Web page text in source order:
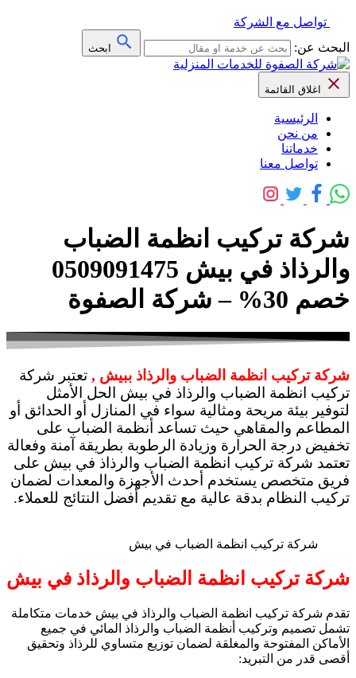
تواصل مع الشركة
البحث عن:
ابحث
اغلاق القائمة
الرئيسية
من نحن
خدماتنا
تواصل معنا
شركة تركيب انظمة الضباب
والرذاذ في بيش 0509091475
خصم 30% – شركة الصفوة
شركة تركيب انظمة الضباب والرذاذ ببيش , تعتبر شركة
تركيب انظمة الضباب والرذاذ في بيش الحل الأمثل
لتوفير بيئة مريحة ومثالية سواء في المنازل أو الحدائق أو
المطاعم والمقاهي حيث تساعد أنظمة الضباب على
تخفيض درجة الحرارة وزيادة الرطوبة بطريقة آمنة وفعالة
تعتمد شركة تركيب انظمة الضباب والرذاذ في بيش على
فريق متخصص يستخدم أحدث الأجهزة والمعدات لضمان
تركيب النظام بدقة عالية مع تقديم أفضل النتائج للعملاء.
شركة تركيب انظمة الضباب في بيش
شركة تركيب انظمة الضباب والرذاذ في بيش
تقدم شركة تركيب انظمة الضباب والرذاذ في بيش خدمات متكاملة
تشمل تصميم وتركيب أنظمة الضباب والرذاذ المائي في جميع
الأماكن المفتوحة والمغلقة لضمان توزيع متساوي للرذاذ وتحقيق
أقصى قدر من التبريد: